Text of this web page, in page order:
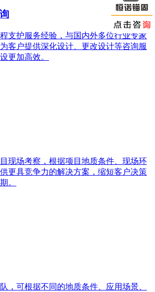
支护服务经验，与国内外多位行业专家
客户提供深化设计、更改设计等咨询服
更加高效。
现场考察，根据项目地质条件、现场环
更具竞争力的解决方案，缩短客户决策
。
，可根据不同的地质条件、应用场景、